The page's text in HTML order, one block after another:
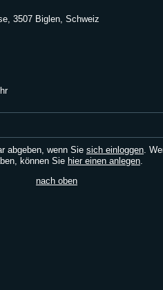
3507 Biglen, Schweiz
abgeben, wenn Sie sich einloggen.
können Sie hier einen anlegen.
nach oben